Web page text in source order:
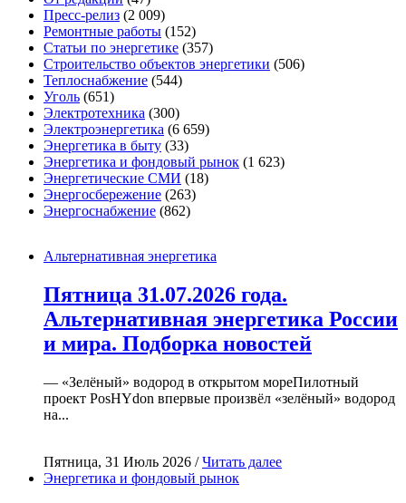
Пресс-релиз (2 009)
Ремонтные работы (152)
Статьи по энергетике (357)
Строительство объектов энергетики (506)
Теплоснабжение (544)
Уголь (651)
Электротехника (300)
Электроэнергетика (6 659)
Энергетика в быту (33)
Энергетика и фондовый рынок (1 623)
Энергетические СМИ (18)
Энергосбережение (263)
Энергоснабжение (862)
Альтернативная энергетика
Пятница 31.07.2026 года.
Альтернативная энергетика России
и мира. Подборка новостей
— «Зелёный» водород в открытом мореПилотный
проект PosHYdon впервые произвёл «зелёный» водород
на...
Пятница, 31 Июль 2026 /Читать далее
Энергетика и фондовый рынок